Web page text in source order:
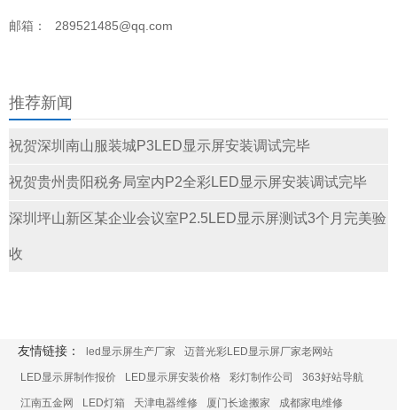
邮箱： 289521485@qq.com
推荐新闻
祝贺深圳南山服装城P3LED显示屏安装调试完毕
祝贺贵州贵阳税务局室内P2全彩LED显示屏安装调试完毕
深圳坪山新区某企业会议室P2.5LED显示屏测试3个月完美验
收
友情链接： led显示屏生产厂家 迈普光彩LED显示屏厂家老网站
LED显示屏制作报价 LED显示屏安装价格 彩灯制作公司 363好站导航
江南五金网 LED灯箱 天津电器维修 厦门长途搬家 成都家电维修